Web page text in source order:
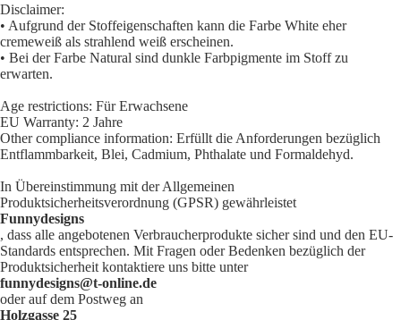
Disclaimer:
• Aufgrund der Stoffeigenschaften kann die Farbe White eher
cremeweiß als strahlend weiß erscheinen.
• Bei der Farbe Natural sind dunkle Farbpigmente im Stoff zu
erwarten.
Age restrictions: Für Erwachsene
EU Warranty: 2 Jahre
Other compliance information: Erfüllt die Anforderungen bezüglich
Entflammbarkeit, Blei, Cadmium, Phthalate und Formaldehyd.
In Übereinstimmung mit der Allgemeinen
Produktsicherheitsverordnung (GPSR) gewährleistet
Funnydesigns
, dass alle angebotenen Verbraucherprodukte sicher sind und den EU-
Standards entsprechen. Mit Fragen oder Bedenken bezüglich der
Produktsicherheit kontaktiere uns bitte unter
funnydesigns@t-online.de
oder auf dem Postweg an
Holzgasse 25